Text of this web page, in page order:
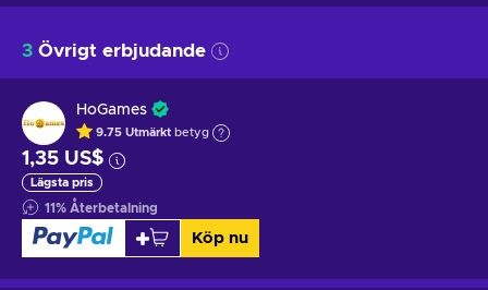
3 Övrigt erbjudande
HoGames
9.75 Utmärkt betyg
1,35 US$
Lägsta pris
11% Återbetalning
Köp nu